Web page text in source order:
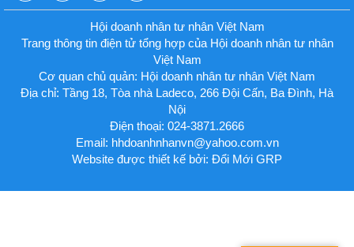
Hội doanh nhân tư nhân Việt Nam
Trang thông tin điện tử tổng hợp của Hội doanh nhân tư nhân
Việt Nam
Cơ quan chủ quản: Hội doanh nhân tư nhân Việt Nam
Địa chỉ: Tầng 18, Tòa nhà Ladeco, 266 Đội Cấn, Ba Đình, Hà
Nội
Điện thoại: 024-3871.2666
Email: hhdoanhnhanvn@yahoo.com.vn
Website được thiết kế bởi: Đổi Mới GRP